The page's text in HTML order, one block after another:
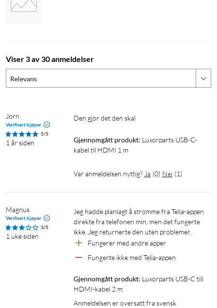
Viser 3 av 30 anmeldelser
Relevans
Jørn
Verifisert kjøper
5/5
1 år siden
Den gjør det den skal
Gjennomgått produkt: Luxorparts USB-C-
kabel til HDMI 1 m
Var anmeldelsen nyttig? Ja (0) Nei (1)
Magnus
Verifisert kjøper
3/5
1 uke siden
Jeg hadde planlagt å strømme fra Telia-appen
direkte fra telefonen min, men det fungerte
ikke. Jeg returnerte den uten problemer.
Fungerer med andre apper
Fungerte ikke med Telia-appen
Gjennomgått produkt: Luxorparts USB-C till
HDMI-kabel 2 m
Anmeldelsen er oversatt fra svensk